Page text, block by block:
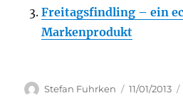
Freitagsfindling – ein
Markenprodukt
Author
Stefan Fuhrken
Posted
11/01/2013